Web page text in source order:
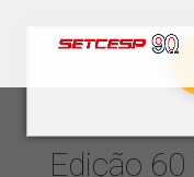
Edição 60